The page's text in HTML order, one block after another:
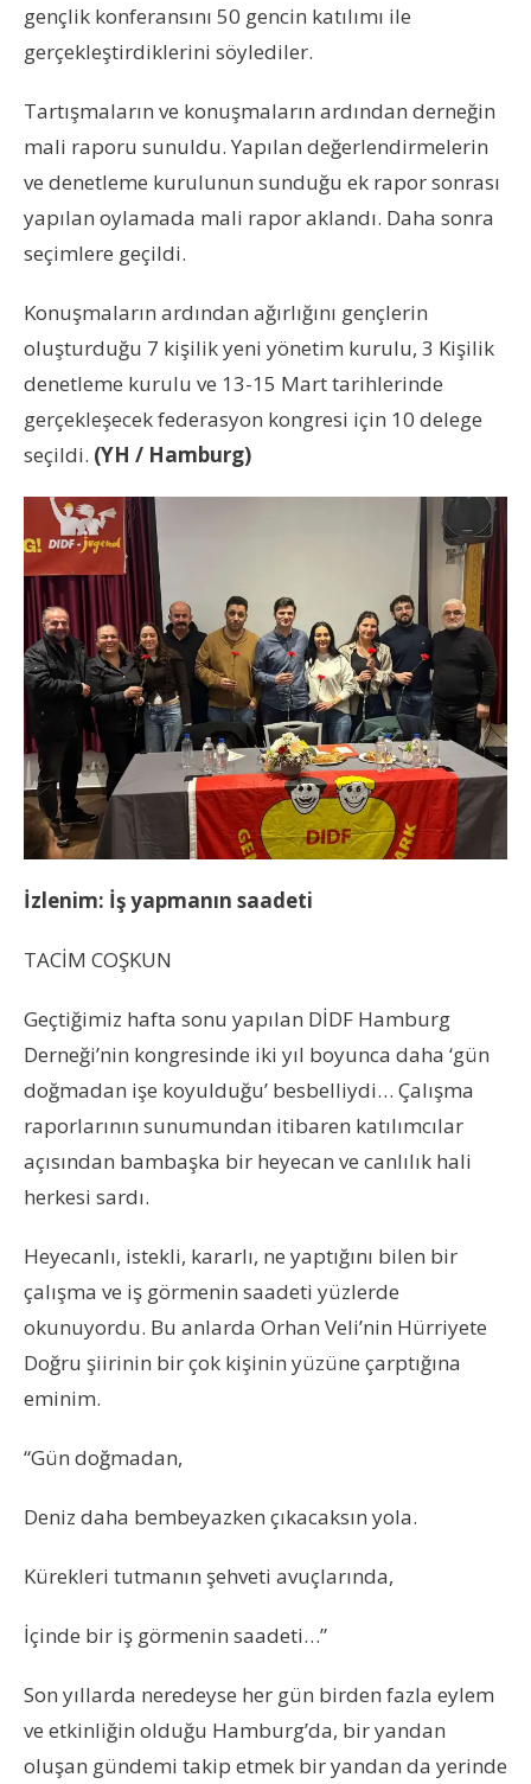
gençlik konferansını 50 gencin katılımı ile
gerçekleştirdiklerini söylediler.
Tartışmaların ve konuşmaların ardından derneğin
mali raporu sunuldu. Yapılan değerlendirmelerin
ve denetleme kurulunun sunduğu ek rapor sonrası
yapılan oylamada mali rapor aklandı. Daha sonra
seçimlere geçildi.
Konuşmaların ardından ağırlığını gençlerin
oluşturduğu 7 kişilik yeni yönetim kurulu, 3 Kişilik
denetleme kurulu ve 13-15 Mart tarihlerinde
gerçekleşecek federasyon kongresi için 10 delege
seçildi. (YH / Hamburg)
İzlenim: İş yapmanın saadeti
TACİM COŞKUN
Geçtiğimiz hafta sonu yapılan DİDF Hamburg
Derneği’nin kongresinde iki yıl boyunca daha ‘gün
doğmadan işe koyulduğu’ besbelliydi… Çalışma
raporlarının sunumundan itibaren katılımcılar
açısından bambaşka bir heyecan ve canlılık hali
herkesi sardı.
Heyecanlı, istekli, kararlı, ne yaptığını bilen bir
çalışma ve iş görmenin saadeti yüzlerde
okunuyordu. Bu anlarda Orhan Veli’nin Hürriyete
Doğru şiirinin bir çok kişinin yüzüne çarptığına
eminim.
“Gün doğmadan,
Deniz daha bembeyazken çıkacaksın yola.
Kürekleri tutmanın şehveti avuçlarında,
İçinde bir iş görmenin saadeti…”
Son yıllarda neredeyse her gün birden fazla eylem
ve etkinliğin olduğu Hamburg’da, bir yandan
oluşan gündemi takip etmek bir yandan da yerinde